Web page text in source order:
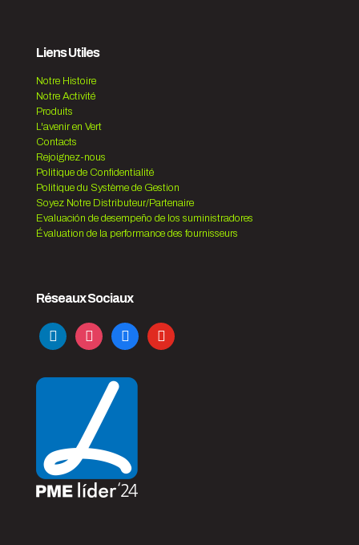
Liens Utiles
Notre Histoire
Notre Activité
Produits
L'avenir en Vert
Contacts
Rejoignez-nous
Politique de Confidentialité
Politique du Système de Gestion
Soyez Notre Distributeur/Partenaire
Evaluación de desempeño de los suministradores
Évaluation de la performance des fournisseurs
Réseaux Sociaux
linkedin instagramfacebookyoutube